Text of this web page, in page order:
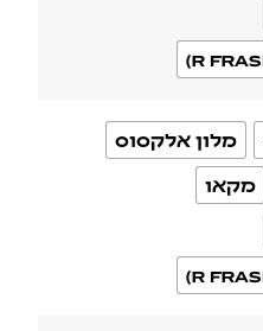
מלון אלקסוס
מקאו